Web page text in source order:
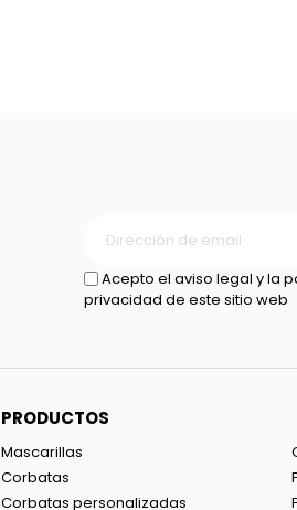
Acepto el aviso legal y la
privacidad de este sitio web
PRODUCTOS
Mascarillas
Corbatas
Corbatas personalizadas